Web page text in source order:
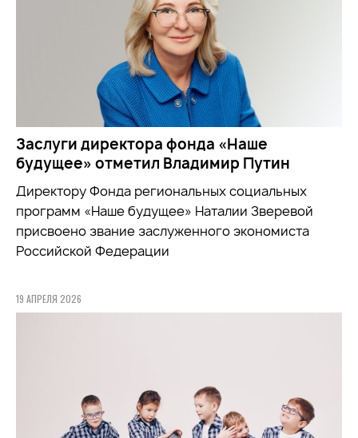
Заслуги директора фонда «Наше
будущее» отметил Владимир Путин
Директору Фонда региональных социальных
программ «Наше будущее» Наталии Зверевой
присвоено звание заслуженного экономиста
Российской Федерации
19 АПРЕЛЯ 2026